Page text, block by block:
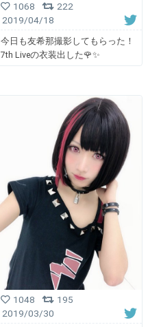
1068
222
2019/04/18
今日も友希那撮影してもらった！
7th Liveの衣装出した🌹✨
1048
195
2019/03/30